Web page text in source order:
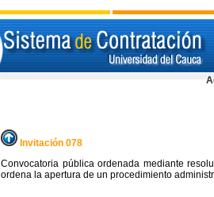
Invitación 078
Convocatoria pública ordenada mediante
ordena la apertura de un procedimiento